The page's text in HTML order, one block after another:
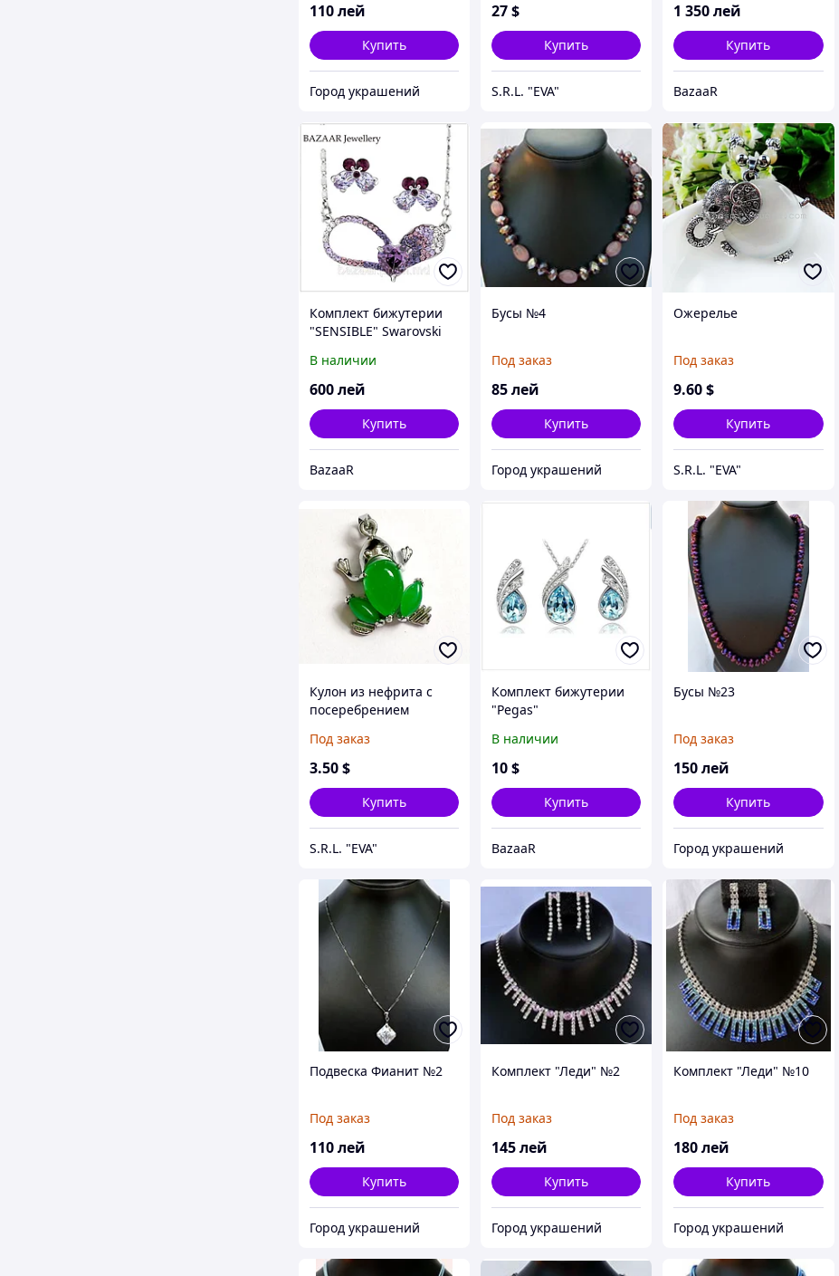
110лей
Купить
Город украшений
27$
Купить
S.R.L. "EVA"
1 350лей
Купить
BazaaR
Комплект бижутерии
"SENSIBLE" Swarovski
В наличии
600лей
Купить
BazaaR
Бусы №4
Под заказ
85лей
Купить
Город украшений
Ожерелье
Под заказ
9.60$
Купить
S.R.L. "EVA"
Кулон из нефрита с
посеребрением
Под заказ
3.50$
Купить
S.R.L. "EVA"
Комплект бижутерии
"Pegas"
В наличии
10$
Купить
BazaaR
Бусы №23
Под заказ
150лей
Купить
Город украшений
Подвеска Фианит №2
Под заказ
110лей
Купить
Город украшений
Комплект "Леди" №2
Под заказ
145лей
Купить
Город украшений
Комплект "Леди" №10
Под заказ
180лей
Купить
Город украшений